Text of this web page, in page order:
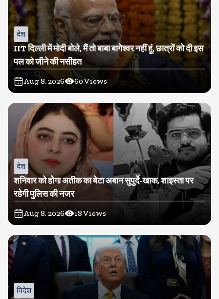
देश
IIT दिल्ली में मोदी बोले, मैं तो बाबा बागेश्वर नहीं हूं, छात्रों को दी इस
पल को जीने की नसीहत
Aug 8, 2026 60Views
देश
शनिवार को होगा अतीक का बेटा अबान सुपुर्दे-खाक, शाइस्ता पर
रहेगी पुलिस की नजर
Aug 8, 2026 18Views
विदेश